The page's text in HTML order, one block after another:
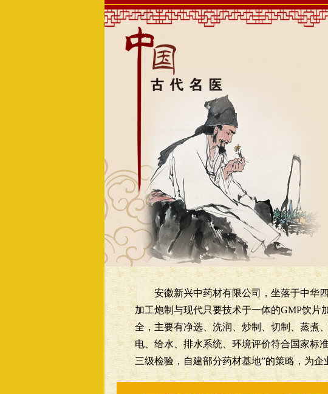
安徽新兴中药材有限公司，坐落于中华四
加工炮制与现代只要技术于一体的GMP饮片
全，主要有净选、洗润、炒制、切制、蒸煮
电、给水、排水系统、环境评价符合国家标
三级检验，自建部分药材基地”的策略，为